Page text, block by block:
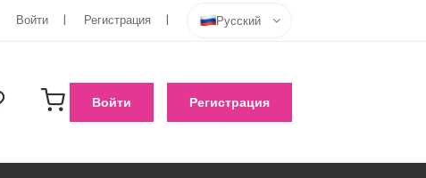
Войти Регистрация Русский
Войти Регистрация